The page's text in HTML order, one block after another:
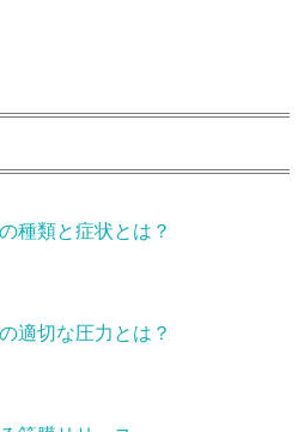
種類と症状とは？
適切な圧力とは？